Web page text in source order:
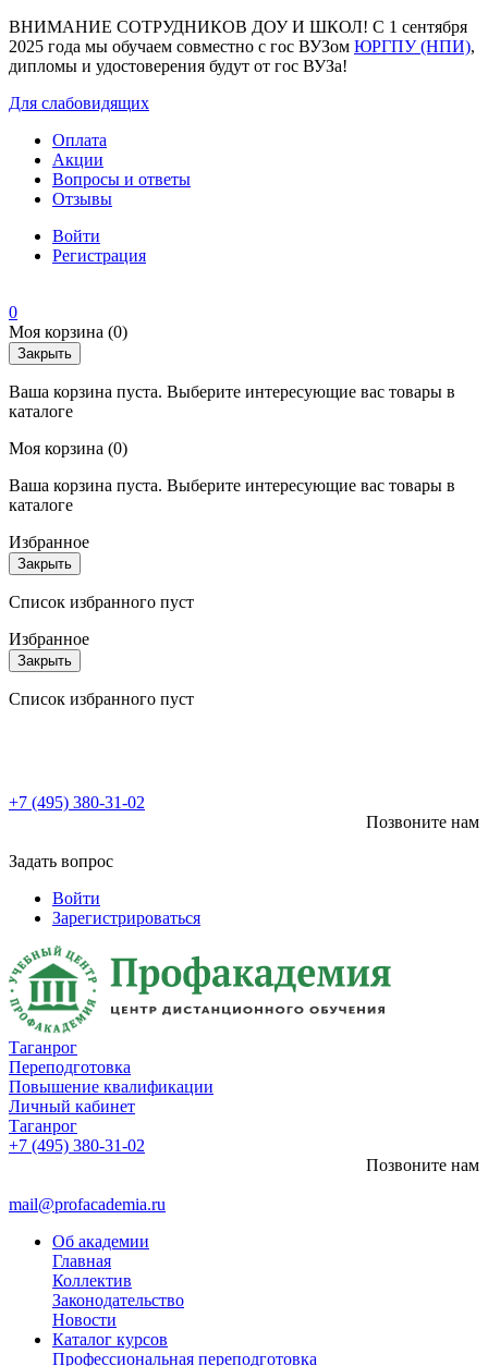
ВНИМАНИЕ СОТРУДНИКОВ ДОУ И ШКОЛ! С 1 сентября
2025 года мы обучаем совместно с гос ВУЗом ЮРГПУ (НПИ),
дипломы и удостоверения будут от гос ВУЗа!
Для слабовидящих
Оплата
Акции
Вопросы и ответы
Отзывы
Войти
Регистрация
0
Моя корзина (0)
Закрыть
Ваша корзина пуста. Выберите интересующие вас товары в
каталоге
Моя корзина (0)
Ваша корзина пуста. Выберите интересующие вас товары в
каталоге
Избранное
Закрыть
Список избранного пуст
Избранное
Закрыть
Список избранного пуст
+7 (495) 380-31-02
Позвоните нам
Задать вопрос
Войти
Зарегистрироваться
Таганрог
Переподготовка
Повышение квалификации
Личный кабинет
Таганрог
+7 (495) 380-31-02
Позвоните нам
mail@profacademia.ru
Об академии
Главная
Коллектив
Законодательство
Новости
Каталог курсов
Профессиональная переподготовка